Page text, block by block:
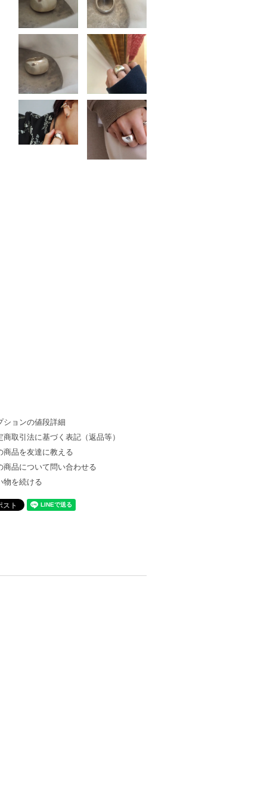
ションの値段詳細
商取引法に基づく表記（返品等）
商品を友達に教える
商品について問い合わせる
物を続ける